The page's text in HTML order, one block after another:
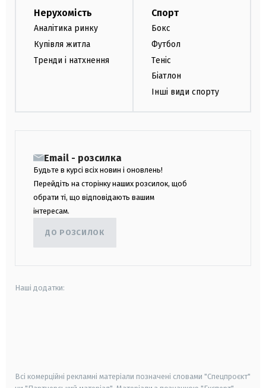
Нерухомість
Аналітика ринку
Купівля житла
Тренди і натхнення
Спорт
Бокс
Футбол
Теніс
Біатлон
Інші види спорту
Email - розсилка
Будьте в курсі всіх новин і оновлень!
Перейдіть на сторінку наших розсилок, щоб
обрати ті, що відповідають вашим
інтересам.
ДО РОЗСИЛОК
Наші додатки:
Всі комерційні рекламні матеріали позначені словами "Спецпроєкт"